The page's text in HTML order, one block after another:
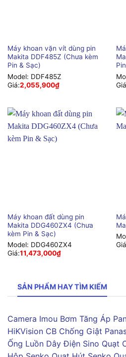
Máy khoan vặn vít dùng pin
Makita DDF485Z (Chưa kèm
Pin & Sạc)
Model: DDF485Z
Giá:2,055,900₫
Máy khoan đất dùng pin
Makita DDG460ZX4 (Chưa
kèm Pin & Sạc)
Model: DDG460ZX4
Giá:11,473,000₫
SẢN PHẨM HAY TÌM KIẾM
Camera Imou Bơm Tăng Áp
HiKVision CB Chống Giật
Ống Luồn Dây Điện Sino Quạt